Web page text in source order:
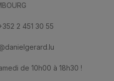
2 451 30 55
de 10h00 à 18h30 !